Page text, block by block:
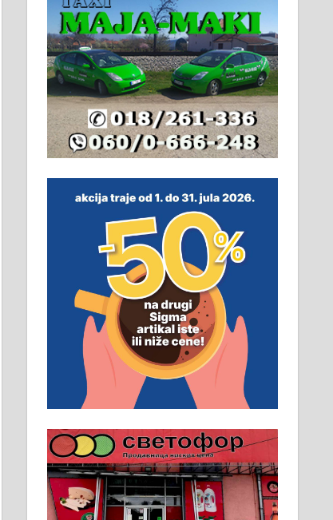
ПОСЛОВНИ ОГЛАСИ
Рудник и флотација Рудник
д.о.о. Рудник запошљава 20
помоћника рудара. Услови:
Основна школа, пожељно
радно искуство на истим и
неопходан услов. Обезбеђен
смештај, превоз, исхрана.
032/57-41-122 – локал 22
Пружам услуге завршних
радова у грађевини,
хидроизолације и молерских
радова. 061/25-28-058
Ало таксију потребан возач са Б
категоријом. 064/02-85-511
Потребна два радника за рад на
стоваришту „Липа промет” у
Алексинцу. За више
информација доћи лично на
стовариште у улици Максима
Горког 26 сваког радног дана од
8 до 15 часова. 063/465-045